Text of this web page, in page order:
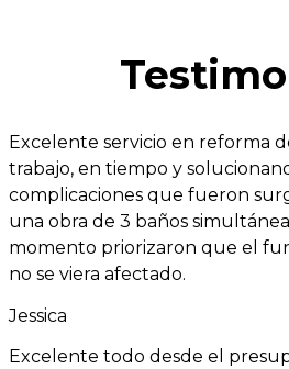
Excelente servicio en reforma
trabajo, en tiempo y
complicaciones que fueron
una obra de 3 baños
momento priorizaron que el
no se viera afectado.
Jessica
Excelente todo desde el